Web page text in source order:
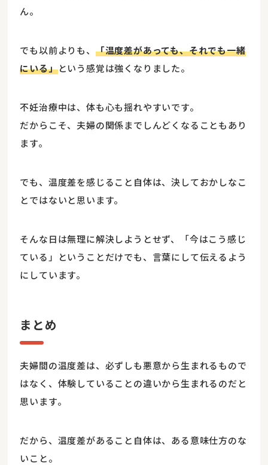
ん。
でも以前よりも、 「温度差があっても、それでも一緒
にいる」という感覚は強くなりました。
不妊治療中は、体も心も揺れやすいです。
だからこそ、夫婦の関係までしんどくなることもあり
ます。
でも、温度差を感じること自体は、決しておかしなこ
とではないと思います。
そんな日は無理に解決しようとせず、「今はこう感じ
ている」ということだけでも、言葉にして伝えるよう
にしています。
まとめ
夫婦間の温度差は、必ずしも悪意から生まれるもので
はなく、体験していることの違いから生まれるのだと
思います。
だから、温度差があること自体は、ある意味仕方のな
いこと。